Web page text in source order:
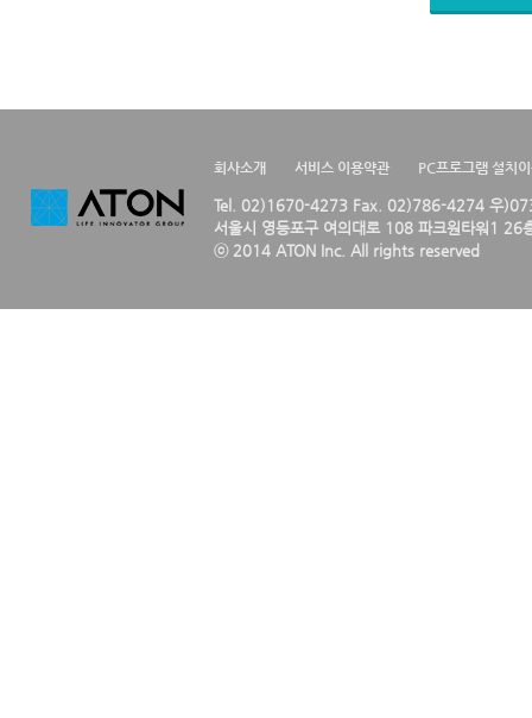
회사소개 서비스 이용약관 PC프로그램 설치
Tel. 02)1670-4273 Fax. 02)786-4274 우
서울시 영등포구 여의대로 108 파크원타워1 26
ⓒ 2014 ATON Inc. All rights reserved